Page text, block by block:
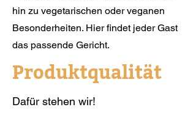
hin zu vegetarischen oder veganen
Besonderheiten. Hier findet jeder Gast
das passende Gericht.
Produktqualität
Dafür stehen wir!